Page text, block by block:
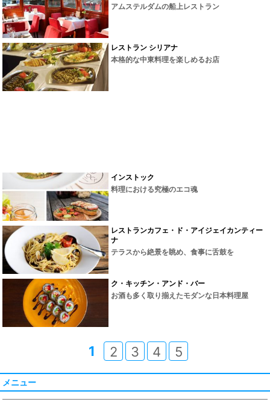
アムステルダムの船上レストラン
レストラン シリアナ
本格的な中東料理を楽しめるお店
インストック
料理における究極のエコ魂
レストランカフェ・ド・アイジェイカンティー
ナ
テラスから絶景を眺め、食事に舌鼓を
ク・キッチン・アンド・バー
お酒も多く取り揃えたモダンな日本料理屋
1 2 3 4 5
メニュー